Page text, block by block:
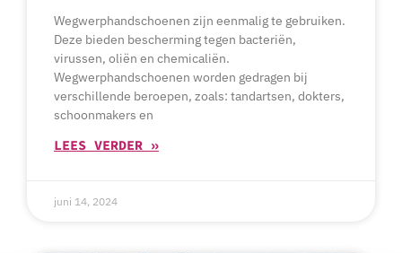
Wegwerphandschoenen zijn eenmalig te gebruiken.
Deze bieden bescherming tegen bacteriën,
virussen, oliën en chemicaliën.
Wegwerphandschoenen worden gedragen bij
verschillende beroepen, zoals: tandartsen, dokters,
schoonmakers en
LEES VERDER »
juni 14, 2024